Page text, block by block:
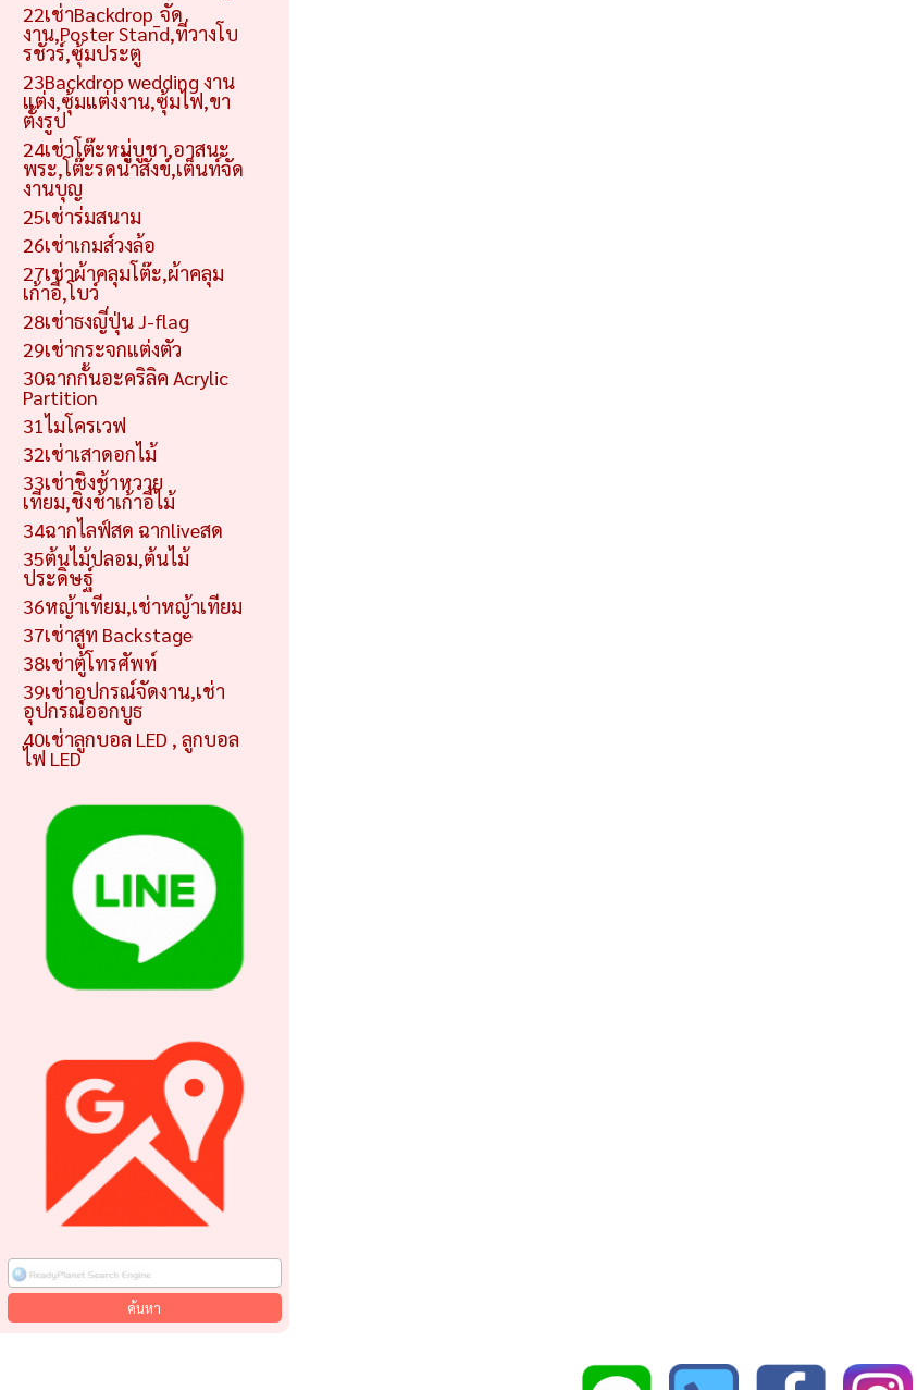
22เช่าBackdrop_จัด
งาน,Poster Stand,ที่วางโบ
รชัวร์,ซุ้มประตู
23Backdrop wedding งาน
แต่ง,ซุ้มแต่งงาน,ซุ้มไฟ,ขา
ตั้งรูป
24เช่าโต๊ะหมู่บูชา,อาสนะ
พระ,โต๊ะรดน้ำสังข์,เต็นท์จัด
งานบุญ
25เช่าร่มสนาม
26เช่าเกมส์วงล้อ
27เช่าผ้าคลุมโต๊ะ,ผ้าคลุม
เก้าอี้,โบว์
28เช่าธงญี่ปุ่น J-flag
29เช่ากระจกแต่งตัว
30ฉากกั้นอะคริลิค Acrylic
Partition
31ไมโครเวฟ
32เช่าเสาดอกไม้
33เช่าชิงช้าหวาย
เทียม,ชิงช้าเก้าอี้ไม้
34ฉากไลฟ์สด ฉากliveสด
35ต้นไม้ปลอม,ต้นไม้
ประดิษฐ์
36หญ้าเทียม,เช่าหญ้าเทียม
37เช่าสูท Backstage
38เช่าตู้โทรศัพท์
39เช่าอุปกรณ์จัดงาน,เช่า
อุปกรณ์ออกบูธ
40เช่าลูกบอล LED , ลูกบอล
ไฟ LED